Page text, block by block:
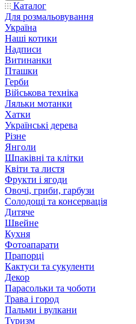
Каталог
Для розмальовування
Україна
Наші котики
Надписи
Витинанки
Пташки
Герби
Військова техніка
Ляльки мотанки
Хатки
Українські дерева
Різне
Янголи
Шпаківні та клітки
Квіти та листя
Фрукти і ягоди
Овочі, гриби, гарбузи
Солодощі та консервація
Дитяче
Швейне
Кухня
Фотоапарати
Прапорці
Кактуси та сукуленти
Декор
Парасольки та чоботи
Трава і город
Пальми і вулкани
Туризм